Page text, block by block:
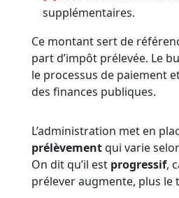
supplémentaires.
Ce montant sert de
part d’impôt prélevée. Le
le processus de paiement
des finances publiques.
L’administration met en
prélèvementqui varie
On dit qu’il est progressif,
prélever augmente, plus le